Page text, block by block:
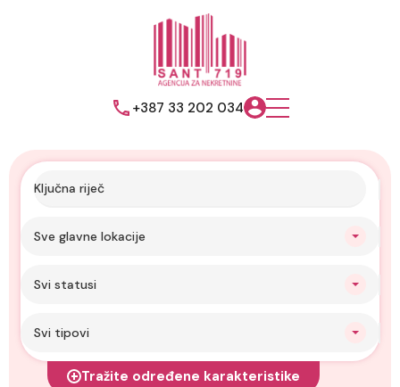
+387 33 202 034
Sve glavne lokacije
Svi statusi
Svi tipovi
Tražite određene karakteristike